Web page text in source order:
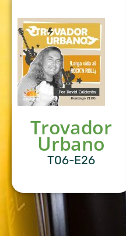
Trovador
Urbano
T06-E26